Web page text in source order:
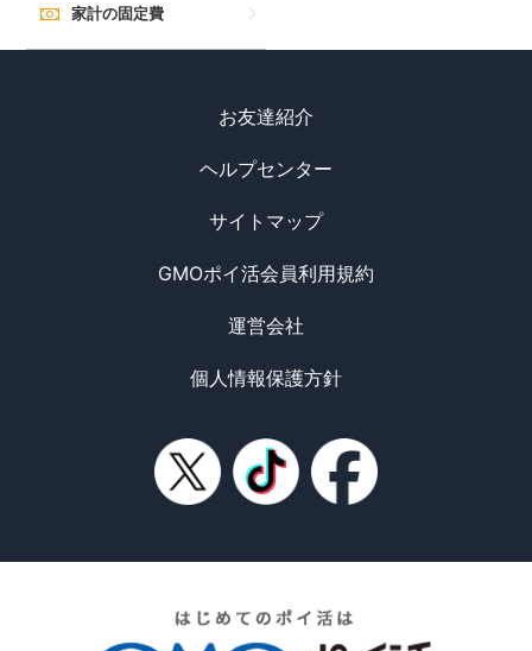
特集一覧
家計の固定費
お友達紹介
ヘルプセンター
サイトマップ
GMOポイ活会員利用規約
運営会社
個人情報保護方針